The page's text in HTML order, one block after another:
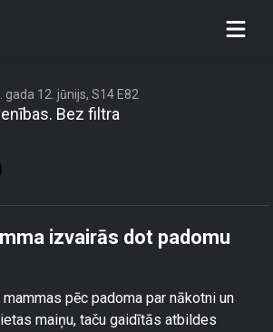
mamma izvairās dot
gada 12. jūnijs, S14 E82
Bez filtra
izvairās dot padomu
pēc padoma par nākotni un
maiņu, taču gaidītās atbildes